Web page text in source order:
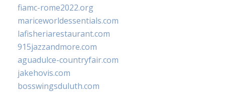
fiamc-rome2022.org
mariceworldessentials.com
lafisheriarestaurant.com
915jazzandmore.com
aguadulce-countryfair.com
jakehovis.com
bosswingsduluth.com